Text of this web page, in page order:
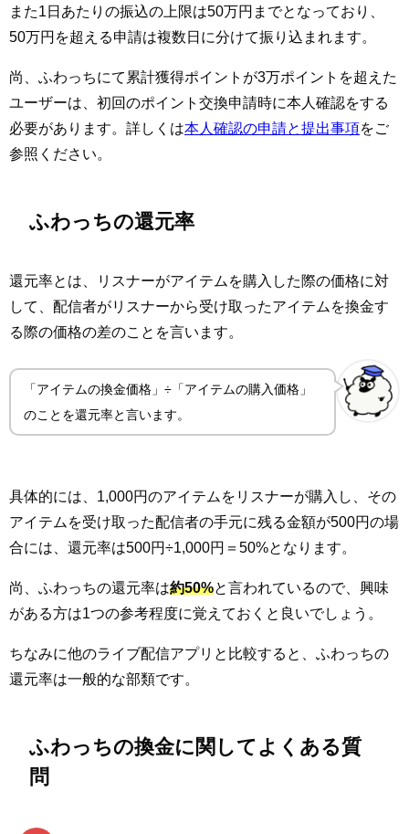
また1日あたりの振込の上限は50万円までとなっており、
50万円を超える申請は複数日に分けて振り込まれます。
尚、ふわっちにて累計獲得ポイントが3万ポイントを超えた
ユーザーは、初回のポイント交換申請時に本人確認をする
必要があります。詳しくは本人確認の申請と提出事項をご
参照ください。
ふわっちの還元率
還元率とは、リスナーがアイテムを購入した際の価格に対
して、配信者がリスナーから受け取ったアイテムを換金す
る際の価格の差のことを言います。
「アイテムの換金価格」÷「アイテムの購入価格」
のことを還元率と言います。
具体的には、1,000円のアイテムをリスナーが購入し、その
アイテムを受け取った配信者の手元に残る金額が500円の場
合には、還元率は500円÷1,000円＝50%となります。
尚、ふわっちの還元率は約50%と言われているので、興味
がある方は1つの参考程度に覚えておくと良いでしょう。
ちなみに他のライブ配信アプリと比較すると、ふわっちの
還元率は一般的な部類です。
ふわっちの換金に関してよくある質
問